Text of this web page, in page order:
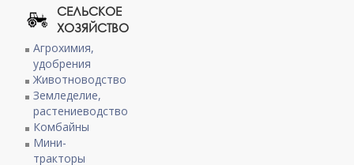
СЕЛЬСКОЕ
ХОЗЯЙСТВО
Агрохимия,
удобрения
Животноводство
Земледелие,
растениеводство
Комбайны
Мини-
тракторы